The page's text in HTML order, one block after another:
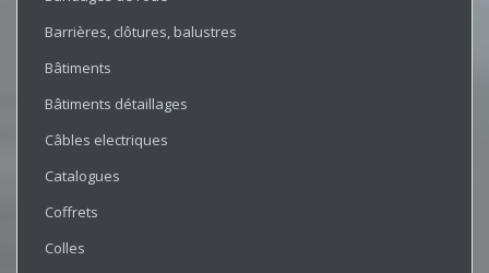
Barrières, clôtures, balustres
Bâtiments
Bâtiments détaillages
Câbles electriques
Catalogues
Coffrets
Colles